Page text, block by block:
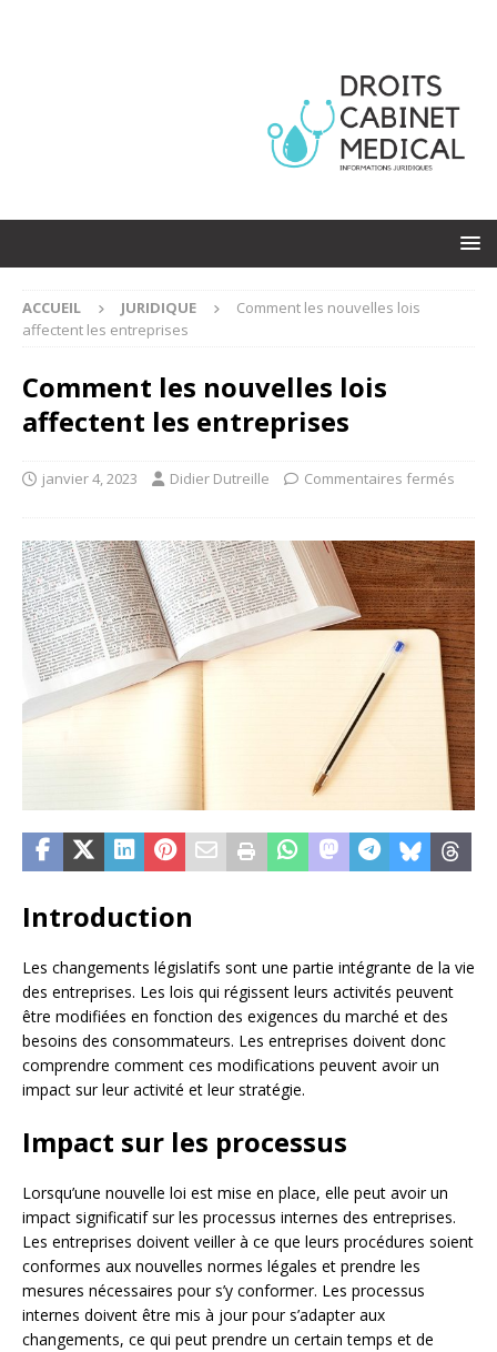
ACCUEIL JURIDIQUE
Comment les nouvelles lois
affectent les entreprises
Comment les nouvelles lois
affectent les entreprises
janvier 4, 2023 Didier Dutreille Commentaires fermés
Introduction
Les changements législatifs sont une partie intégrante de la vie
des entreprises. Les lois qui régissent leurs activités peuvent
être modifiées en fonction des exigences du marché et des
besoins des consommateurs. Les entreprises doivent donc
comprendre comment ces modifications peuvent avoir un
impact sur leur activité et leur stratégie.
Impact sur les processus
Lorsqu’une nouvelle loi est mise en place, elle peut avoir un
impact significatif sur les processus internes des entreprises.
Les entreprises doivent veiller à ce que leurs procédures soient
conformes aux nouvelles normes légales et prendre les
mesures nécessaires pour s’y conformer. Les processus
internes doivent être mis à jour pour s’adapter aux
changements, ce qui peut prendre un certain temps et de